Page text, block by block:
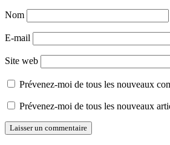
Nom
E-mail
Site web
Prévenez-moi de tous les nouveaux
Prévenez-moi de tous les nouveaux